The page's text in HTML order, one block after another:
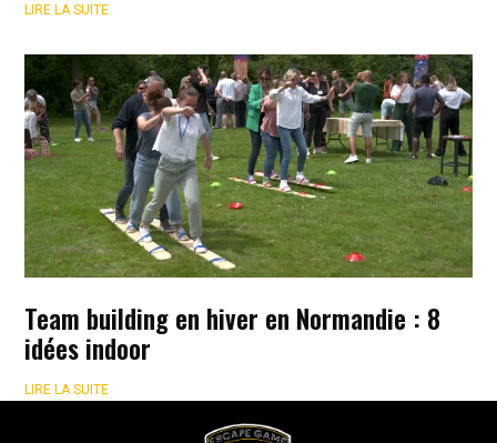
LIRE LA SUITE
Team building en hiver en Normandie : 8
idées indoor
LIRE LA SUITE